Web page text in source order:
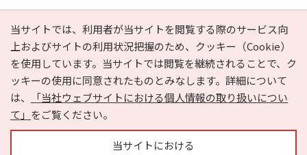
PAGE TOP
当サイトでは、利用者が当サイトを閲覧する際のサービス向
上およびサイトの利用状況把握のため、クッキー（Cookie）
を使用しています。当サイトでは閲覧を継続されることで、ク
ッキーの使用に同意されたものとみなします。詳細について
は、
「当社ウェブサイトにおける個人情報の取り扱いについ
て」 をご覧ください。
当サイトにおける
e-NAVITA（イーナビタ）とは？ お気に入り
ヘルプ
利用規約
個人情報の取り扱いについて
運営会社
サイトマップ
広告掲載に関するお問い合わせ